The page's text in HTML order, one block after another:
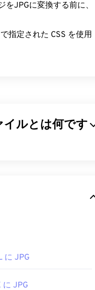
JPGに変換する前に、
指定された CSS を使用
ルとは何です
での転送やウェブサイ
ルサイズを最大80%削
に JPG
に JPG